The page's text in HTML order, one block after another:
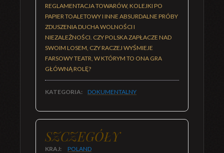
REGLAMENTACJA TOWARÓW, KOLEJKI PO
PAPIER TOALETOWY I INNE ABSURDALNE PRÓBY
ZDUSZENIA DUCHA WOLNOŚCI I
NIEZALEŻNOŚCI. CZY POLSKA ZAPŁACZE NAD
SWOIM LOSEM, CZY RACZEJ WYŚMIEJE
FARSOWY TEATR, W KTÓRYM TO ONA GRA
GŁÓWNĄ ROLĘ?
KATEGORIA: DOKUMENTALNY
SZCZEGÓŁY
KRAJ: POLAND